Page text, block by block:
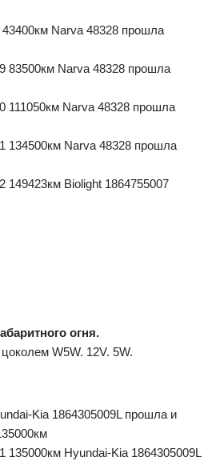
Narva 48328 прошла
83500км Narva 48328 прошла
111050км Narva 48328 прошла
134500км Narva 48328 прошла
149423км Biolight 1864755007
огня.
W5W. 12V. 5W.
Kia 1864305009L прошла и
135000км Hyundai-Kia 1864305009L